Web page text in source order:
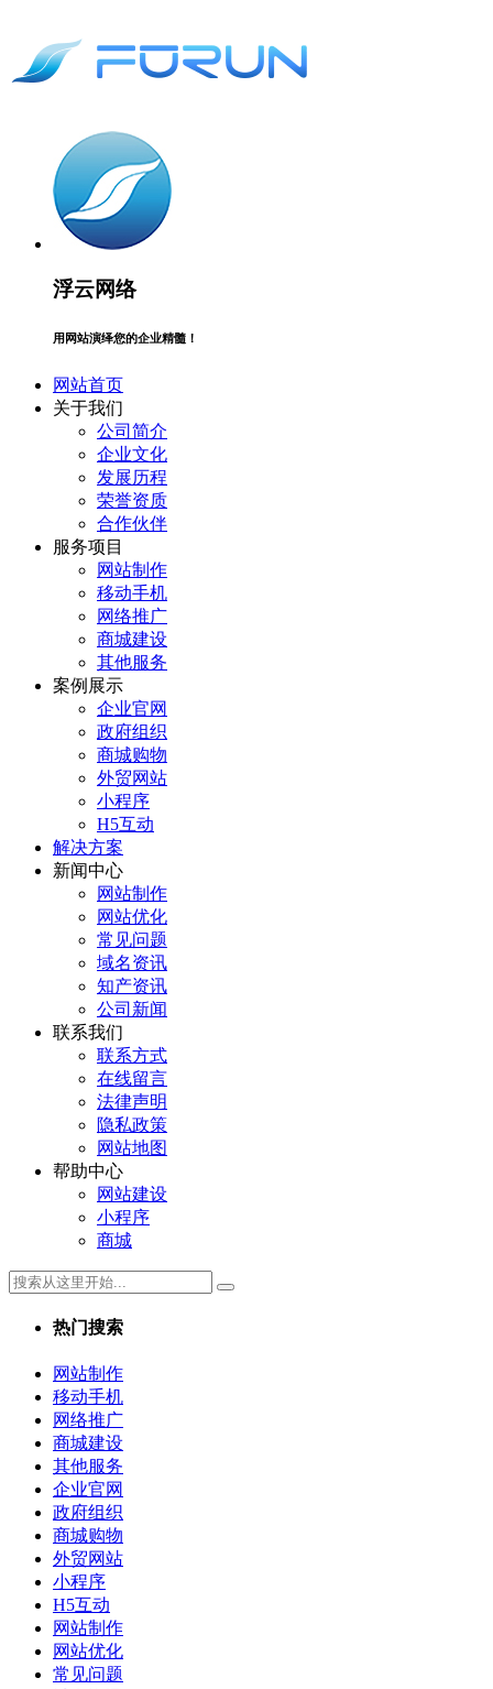
浮云网络
用网站演绎您的企业精髓！
网站首页
关于我们
公司简介
企业文化
发展历程
荣誉资质
合作伙伴
服务项目
网站制作
移动手机
网络推广
商城建设
其他服务
案例展示
企业官网
政府组织
商城购物
外贸网站
小程序
H5互动
解决方案
新闻中心
网站制作
网站优化
常见问题
域名资讯
知产资讯
公司新闻
联系我们
联系方式
在线留言
法律声明
隐私政策
网站地图
帮助中心
网站建设
小程序
商城
热门搜索
网站制作
移动手机
网络推广
商城建设
其他服务
企业官网
政府组织
商城购物
外贸网站
小程序
H5互动
网站制作
网站优化
常见问题